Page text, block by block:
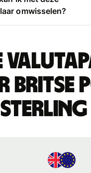
omwisselen?
Britse
sterling